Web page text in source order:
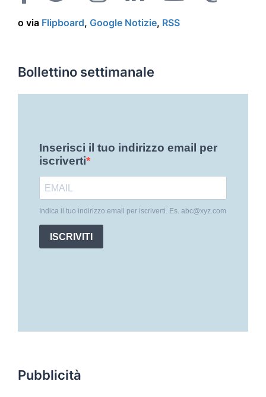
o via Flipboard, Google Notizie, RSS
Bollettino settimanale
Pubblicità